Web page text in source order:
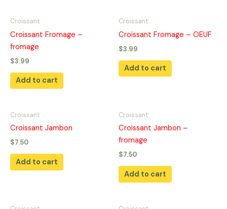
Croissant
Croissant Fromage –
fromage
$3.99
Add to cart
Croissant
Croissant Fromage – OEUF
$3.99
Add to cart
Croissant
Croissant Jambon
$7.50
Add to cart
Croissant
Croissant Jambon –
fromage
$7.50
Add to cart